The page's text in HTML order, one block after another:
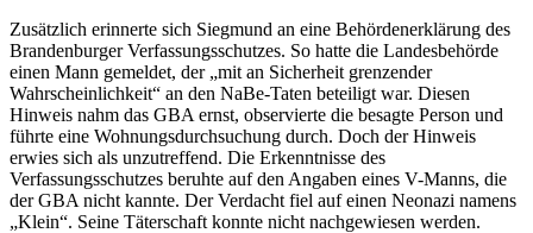
Zusätzlich erinnerte sich Siegmund an eine Behördenerklärung des
Brandenburger Verfassungsschutzes. So hatte die Landesbehörde
einen Mann gemeldet, der „mit an Sicherheit grenzender
Wahrscheinlichkeit“ an den NaBe-Taten beteiligt war. Diesen
Hinweis nahm das GBA ernst, observierte die besagte Person und
führte eine Wohnungsdurchsuchung durch. Doch der Hinweis
erwies sich als unzutreffend. Die Erkenntnisse des
Verfassungsschutzes beruhte auf den Angaben eines V-Manns, die
der GBA nicht kannte. Der Verdacht fiel auf einen Neonazi namens
„Klein“. Seine Täterschaft konnte nicht nachgewiesen werden.